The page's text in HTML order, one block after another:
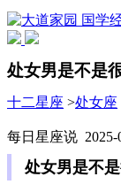
国学
处女男是不是
十二星座 >处女座
每日星座说 2025-
处女男是不